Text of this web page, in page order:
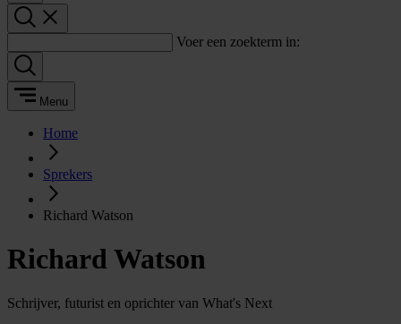
Voer een zoekterm in:
Menu
Home
Sprekers
Richard Watson
Richard Watson
Schrijver, futurist en oprichter van What's Next